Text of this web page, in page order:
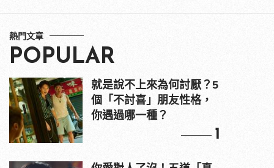
熱門文章
POPULAR
就是說不上來為何討厭？5
個「不討喜」朋友性格，
你遇過哪一種？
1